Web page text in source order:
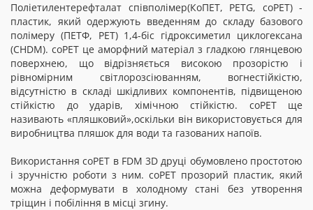
Поліетилентерефталат співполімер(КоПЕТ, PETG, coPET) -
пластик, який одержують введенням до складу базового
полімеру (ПЕТФ, PET) 1,4-біс гідроксиметил циклогексана
(CHDM). coPET це аморфний матеріал з гладкою глянцевою
поверхнею, що відрізняється високою прозорістю і
рівномірним світлорозсіюванням, вогнестійкістю,
відсутністю в складі шкідливих компонентів, підвищеною
стійкістю до ударів, хімічною стійкістю. coPET ще
називають «пляшковий»,оскільки він використовується для
виробництва пляшок для води та газованих напоїв.
Використання coPET в FDM 3D друці обумовлено простотою
і зручністю роботи з ним. coPET прозорий пластик, який
можна деформувати в холодному стані без утворення
тріщин і побіління в місці згину.